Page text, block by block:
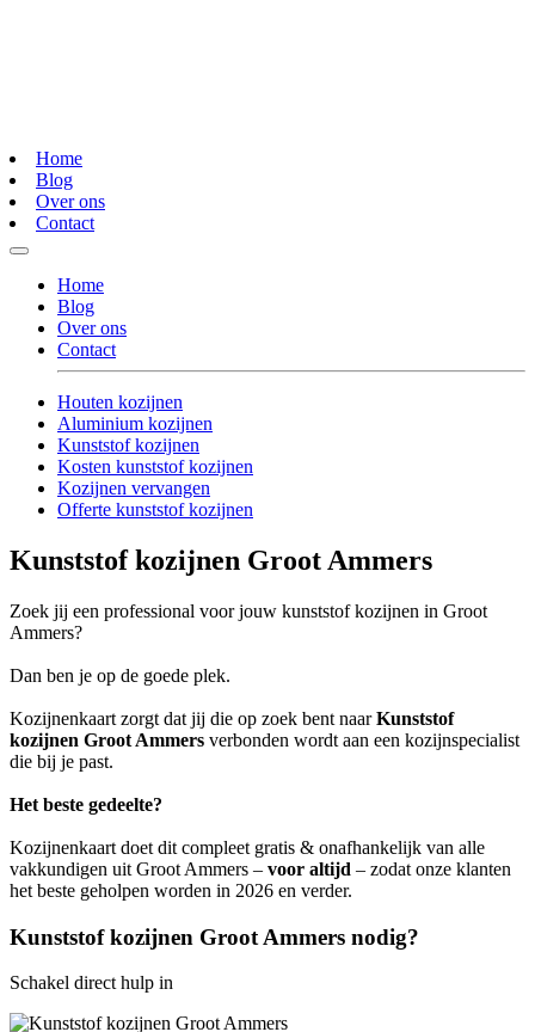
Home
Blog
Over ons
Contact
Home
Blog
Over ons
Contact
Houten kozijnen
Aluminium kozijnen
Kunststof kozijnen
Kosten kunststof kozijnen
Kozijnen vervangen
Offerte kunststof kozijnen
Kunststof kozijnen Groot Ammers
Zoek jij een professional voor jouw kunststof kozijnen in Groot
Ammers?
Dan ben je op de goede plek.
Kozijnenkaart zorgt dat jij die op zoek bent naarKunststof
kozijnen Groot Ammers verbonden wordt aan een kozijnspecialist
die bij je past.
Het beste gedeelte?
Kozijnenkaart doet dit compleet gratis & onafhankelijk van alle
vakkundigen uit Groot Ammers – voor altijd – zodat onze klanten
het beste geholpen worden in 2026 en verder.
Kunststof kozijnen Groot Ammers nodig?
Schakel direct hulp in